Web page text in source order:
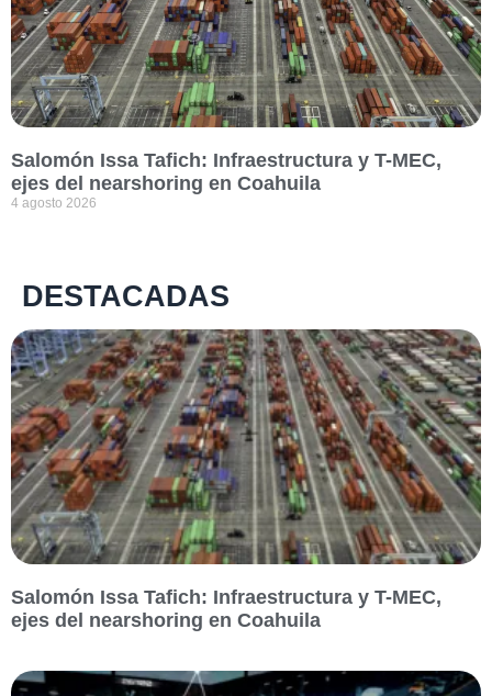
Salomón Issa Tafich: Infraestructura y T-MEC,
ejes del nearshoring en Coahuila
4 agosto 2026
DESTACADAS
Salomón Issa Tafich: Infraestructura y T-MEC,
ejes del nearshoring en Coahuila